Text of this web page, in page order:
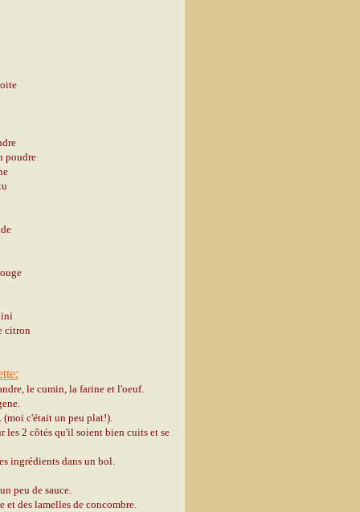
poudre
citron
le cumin, la farine et l'oeuf.
(moi c'était un peu plat!).
les 2 côtés qu'il soient bien cuits et se
ingrédients dans un bol.
peu de sauce.
et des lamelles de concombre.